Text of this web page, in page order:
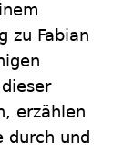
zu Fabian
erzählen
durch und